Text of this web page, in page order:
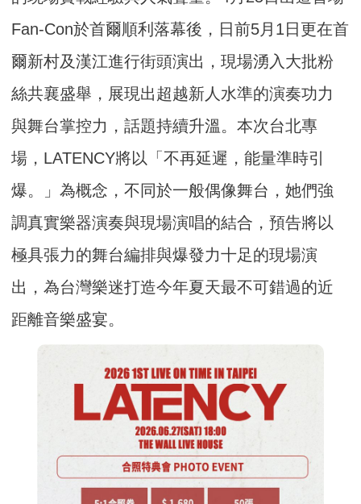
Fan-Con於首爾順利落幕後，日前5月1日更在首
爾新村及漢江進行街頭演出，現場湧入大批粉
絲共襄盛舉，展現出超越新人水準的演奏功力
與舞台掌控力，話題持續升溫。本次台北專
場，LATENCY將以「不再延遲，能量準時引
爆。」為概念，不同於一般偶像舞台，她們強
調真實樂器演奏與現場演唱的結合，預告將以
極具張力的舞台編排與爆發力十足的現場演
出，為台灣樂迷打造今年夏天最不可錯過的近
距離音樂盛宴。